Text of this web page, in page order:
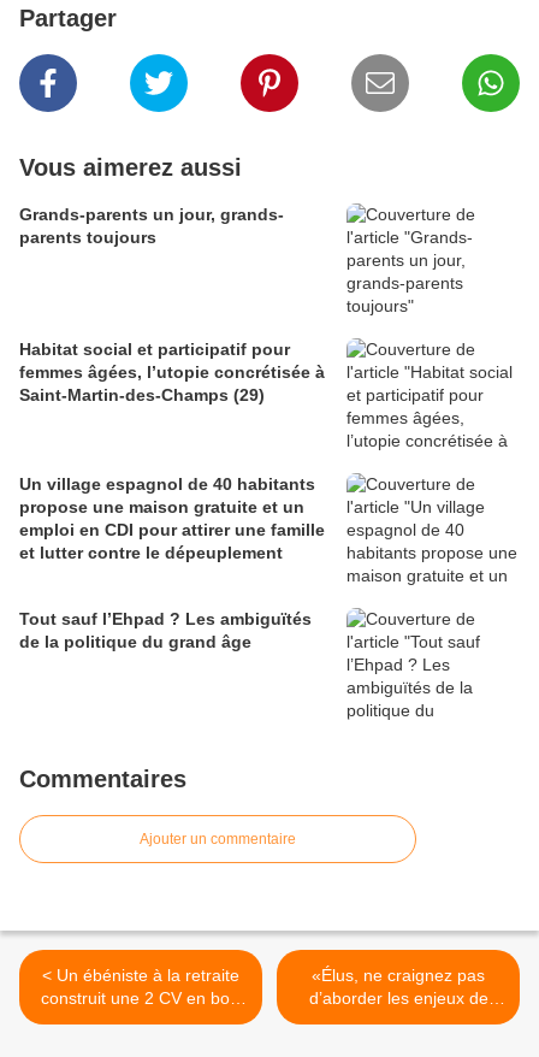
Partager
Vous aimerez aussi
Grands-parents un jour, grands-
parents toujours
Habitat social et participatif pour
femmes âgées, l’utopie concrétisée à
Saint-Martin-des-Champs (29)
Un village espagnol de 40 habitants
propose une maison gratuite et un
emploi en CDI pour attirer une famille
et lutter contre le dépeuplement
Tout sauf l’Ehpad ? Les ambiguïtés
de la politique du grand âge
Commentaires
Ajouter un commentaire
< Un ébéniste à la retraite
construit une 2 CV en bois
fruitier
«Élus, ne craignez pas
d’aborder les enjeux de
fond qui préoccupent nos